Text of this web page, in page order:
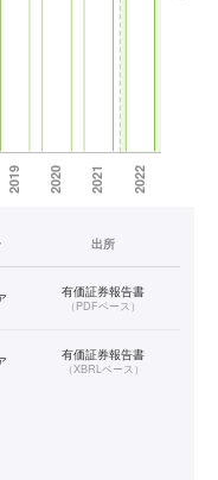
出所
有価証券報告書
（PDFベース）
有価証券報告書
（XBRLベース）